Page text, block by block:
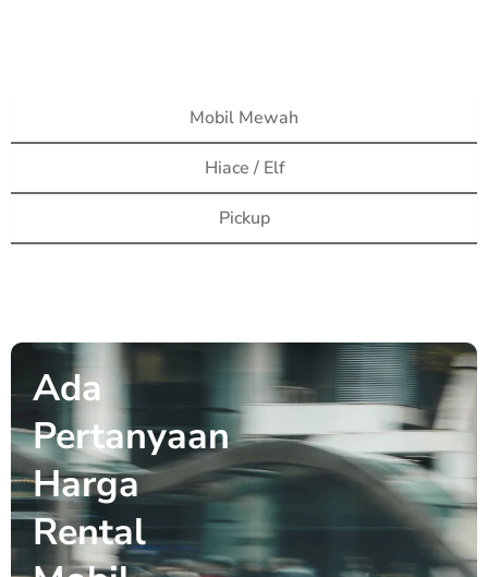
Mobil Mewah
Hiace / Elf
Pickup
Ada
Pertanyaan
Harga
Rental